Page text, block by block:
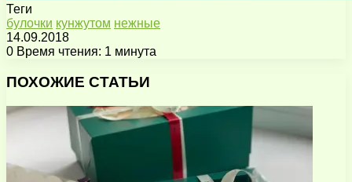
Теги
булочки кунжутом нежные
14.09.2018
0 Время чтения: 1 минута
через
почту
ПОХОЖИЕ СТАТЬИ